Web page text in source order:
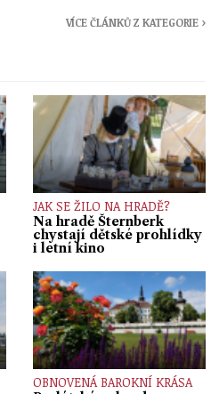
VÍCE ČLÁNKŮ Z KATEGORIE ›
JAK SE ŽILO NA HRADĚ?
Na hradě Šternberk
chystají dětské prohlídky
i letní kino
OBNOVENÁ BAROKNÍ KRÁSA